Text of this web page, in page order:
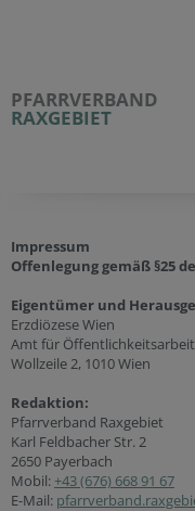
PFARRVERBAND
RAXGEBIET
Impressum
Offenlegung gemäß §25
Eigentümer und
Erzdiözese Wien
Amt für
Wollzeile 2, 1010 Wien
Redaktion:
Pfarrverband Raxgebiet
Karl Feldbacher Str. 2
2650 Payerbach
Mobil: +43 (676) 668 91 67
E-Mail: